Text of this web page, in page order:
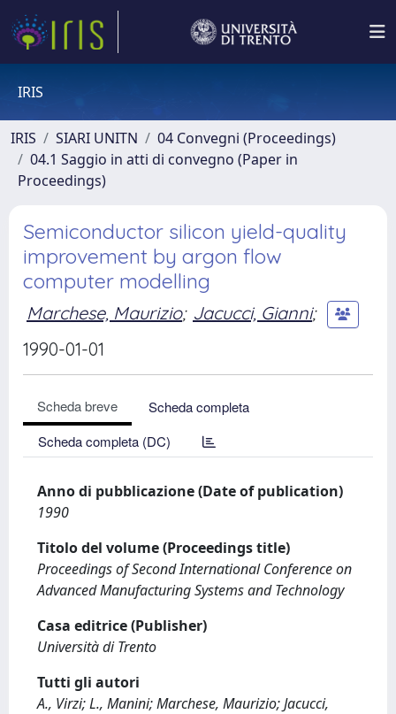
IRIS
IRIS SIARI UNITN
04 Convegni (Proceedings)
04.1 Saggio in atti di convegno (Paper in
Proceedings)
Semiconductor silicon yield-quality
improvement by argon flow
computer modelling
Marchese, Maurizio; Jacucci, Gianni;
1990-01-01
Scheda breve
Scheda completa
Scheda completa (DC)
Anno di pubblicazione (Date of publication)
1990
Titolo del volume (Proceedings title)
Proceedings of Second International Conference on
Advanced Manufacturing Systems and Technology
Casa editrice (Publisher)
Università di Trento
Tutti gli autori
A., Virzi; L., Manini; Marchese, Maurizio; Jacucci,